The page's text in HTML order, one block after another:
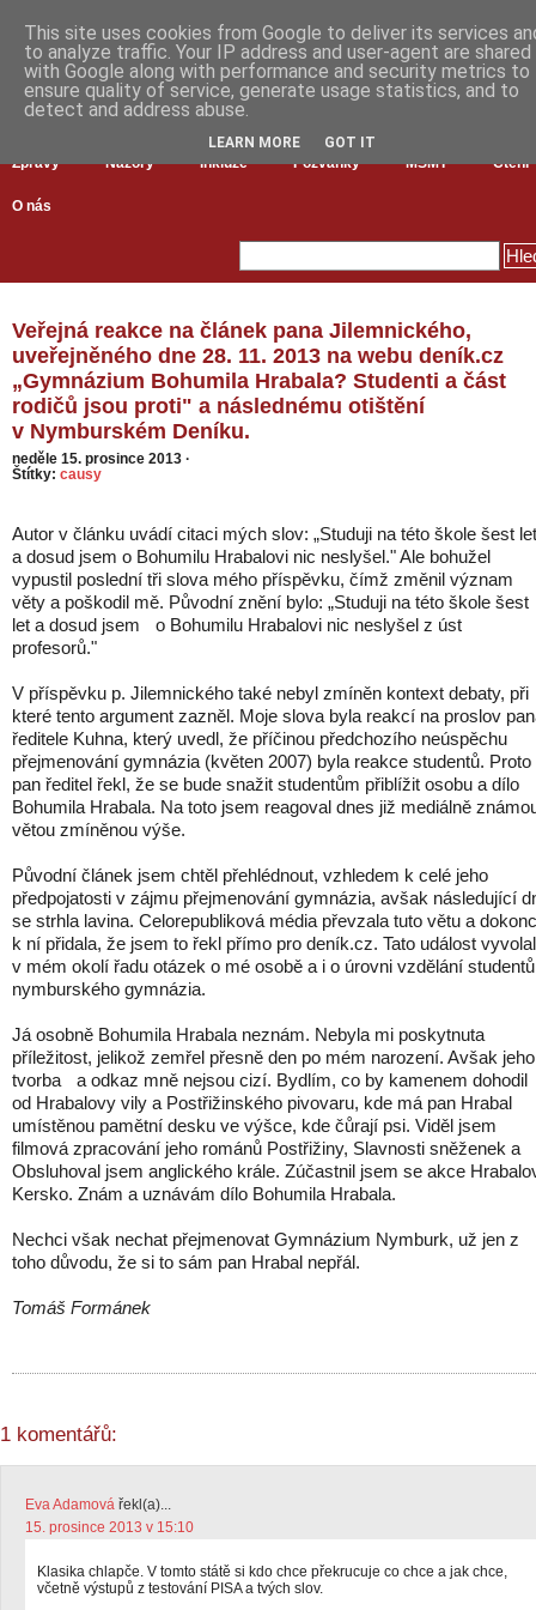
Zprávy Názory Inkluze Pozvánky MŠMT Čtení
O nás
Veřejná reakce na článek pana Jilemnického,
uveřejněného dne 28. 11. 2013 na webu deník.cz
„Gymnázium Bohumila Hrabala? Studenti a část
rodičů jsou proti" a následnému otištění
v Nymburském Deníku.
neděle 15. prosince 2013 ·
Štítky: causy
Autor v článku uvádí citaci mých slov: „Studuji na této škole šest let
a dosud jsem o Bohumilu Hrabalovi nic neslyšel." Ale bohužel
vypustil poslední tři slova mého příspěvku, čímž změnil význam
věty a poškodil mě. Původní znění bylo: „Studuji na této škole šest
let a dosud jsem o Bohumilu Hrabalovi nic neslyšel z úst
profesorů."
V příspěvku p. Jilemnického také nebyl zmíněn kontext debaty, při
které tento argument zazněl. Moje slova byla reakcí na proslov
ředitele Kuhna, který uvedl, že příčinou předchozího neúspěchu
přejmenování gymnázia (květen 2007) byla reakce studentů. Proto
pan ředitel řekl, že se bude snažit studentům přiblížit osobu a dílo
Bohumila Hrabala. Na toto jsem reagoval dnes již mediálně
větou zmíněnou výše.
Původní článek jsem chtěl přehlédnout, vzhledem k celé jeho
předpojatosti v zájmu přejmenování gymnázia, avšak následující
se strhla lavina. Celorepubliková média převzala tuto větu a
k ní přidala, že jsem to řekl přímo pro deník.cz. Tato událost
v mém okolí řadu otázek o mé osobě a i o úrovni vzdělání studentů
nymburského gymnázia.
Já osobně Bohumila Hrabala neznám. Nebyla mi poskytnuta
příležitost, jelikož zemřel přesně den po mém narození. Avšak jeho
tvorba a odkaz mně nejsou cizí. Bydlím, co by kamenem dohodil
od Hrabalovy vily a Postřižinského pivovaru, kde má pan Hrabal
umístěnou pamětní desku ve výšce, kde čůrají psi. Viděl jsem
filmová zpracování jeho románů Postřižiny, Slavnosti sněženek a
Obsluhoval jsem anglického krále. Zúčastnil jsem se akce
Kersko. Znám a uznávám dílo Bohumila Hrabala.
Nechci však nechat přejmenovat Gymnázium Nymburk, už jen z
toho důvodu, že si to sám pan Hrabal nepřál.
Tomáš Formánek
1 komentářů:
Eva Adamová řekl(a)...
15. prosince 2013 v 15:10
Klasika chlapče. V tomto státě si kdo chce překrucuje co chce a jak chce,
včetně výstupů z testování PISA a tvých slov.
This site uses cookies from Google to deliver its services
to analyze traffic. Your IP address and user-agent are shared
with Google along with performance and security metrics to
ensure quality of service, generate usage statistics, and to
detect and address abuse.
LEARN MORE GOT IT